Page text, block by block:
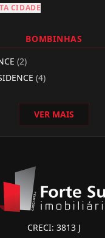
CIDADE
BOMBINHAS
(2)
(4)
VER MAIS
CRECI: 3813 J